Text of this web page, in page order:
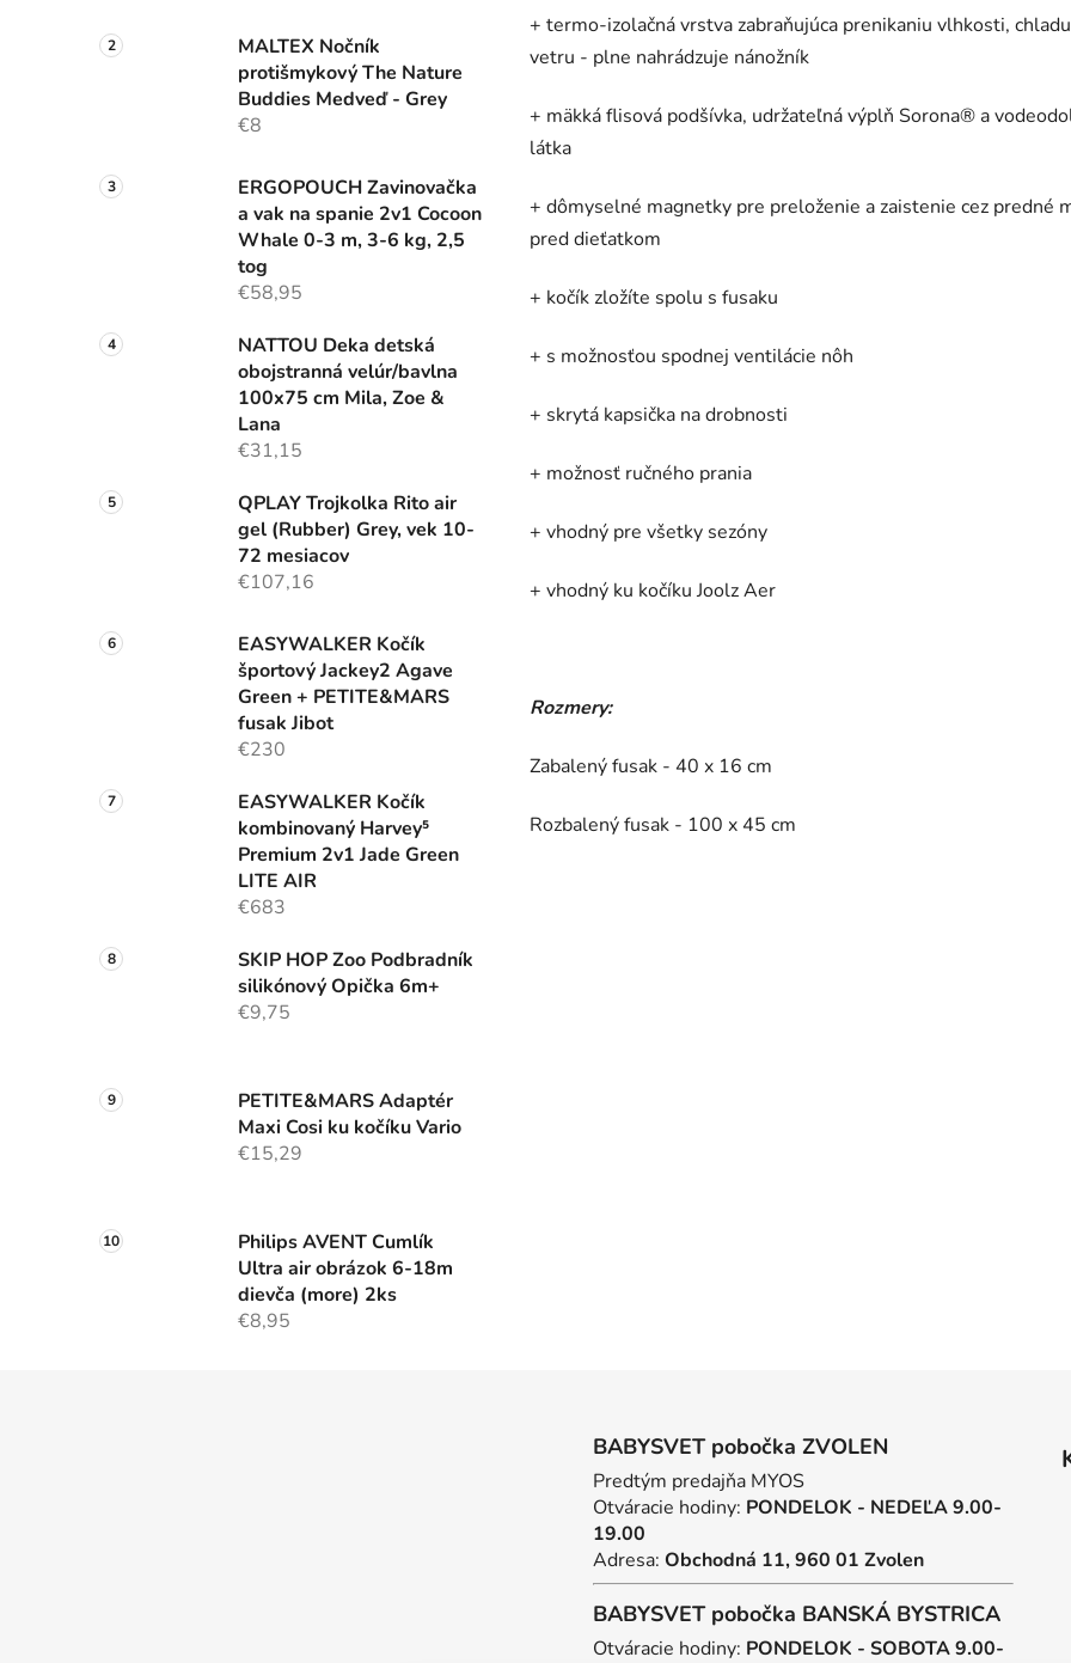
MALTEX Nočník
protišmykový The Nature
Buddies Medveď - Grey
€8
ERGOPOUCH Zavinovačka
a vak na spanie 2v1 Cocoon
Whale 0-3 m, 3-6 kg, 2,5
tog
€58,95
NATTOU Deka detská
obojstranná velúr/bavlna
100x75 cm Mila, Zoe &
Lana
€31,15
QPLAY Trojkolka Rito air
gel (Rubber) Grey, vek 10-
72 mesiacov
€107,16
EASYWALKER Kočík
športový Jackey2 Agave
Green + PETITE&MARS
fusak Jibot
€230
EASYWALKER Kočík
kombinovaný Harvey⁵
Premium 2v1 Jade Green
LITE AIR
€683
SKIP HOP Zoo Podbradník
silikónový Opička 6m+
€9,75
PETITE&MARS Adaptér
Maxi Cosi ku kočíku Vario
€15,29
Philips AVENT Cumlík
Ultra air obrázok 6-18m
dievča (more) 2ks
€8,95
+ termo-izolačná vrstva zabraňujúca prenikaniu vlhkosti,
vetru - plne nahrádzuje nánožník
+ mäkká flisová podšívka, udržateľná výplň Sorona® a
látka
+ dômyselné magnetky pre preloženie a zaistenie cez predné
pred dieťatkom
+ kočík zložíte spolu s fusaku
+ s možnosťou spodnej ventilácie nôh
+ skrytá kapsička na drobnosti
+ možnosť ručného prania
+ vhodný pre všetky sezóny
+ vhodný ku kočíku Joolz Aer
Rozmery:
Zabalený fusak - 40 x 16 cm
Rozbalený fusak - 100 x 45 cm
BABYSVET pobočka ZVOLEN
Predtým predajňa MYOS
Otváracie hodiny: PONDELOK - NEDEĽA 9.00-
19.00
Adresa: Obchodná 11, 960 01 Zvolen
BABYSVET pobočka BANSKÁ BYSTRICA
Otváracie hodiny: PONDELOK - SOBOTA 9.00-